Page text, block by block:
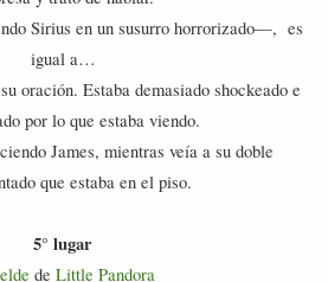
Sirius en un susurro horrorizado—, es
igual a…
oración. Estaba demasiado shockeado e
por lo que estaba viendo.
James, mientras veía a su doble
que estaba en el piso.
5° lugar
de Little Pandora